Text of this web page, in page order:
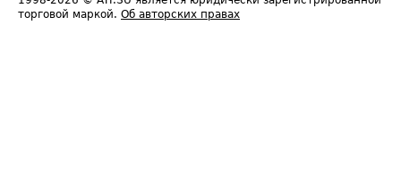
торговой маркой. Об авторских правах